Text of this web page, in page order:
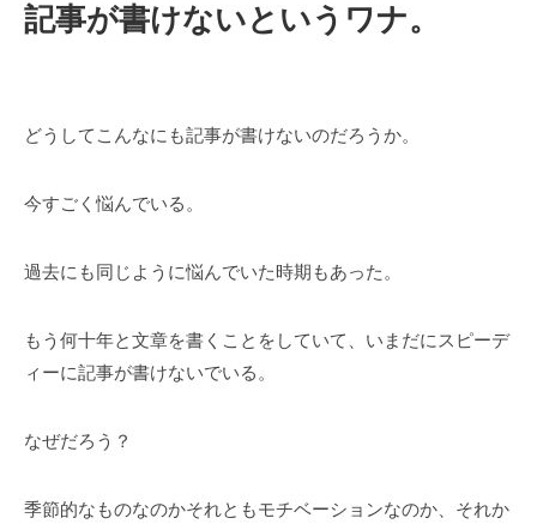
記事が書けないというワナ。
どうしてこんなにも記事が書けないのだろうか。
今すごく悩んでいる。
過去にも同じように悩んでいた時期もあった。
もう何十年と文章を書くことをしていて、いまだにスピーデ
ィーに記事が書けないでいる。
なぜだろう？
季節的なものなのかそれともモチベーションなのか、それか